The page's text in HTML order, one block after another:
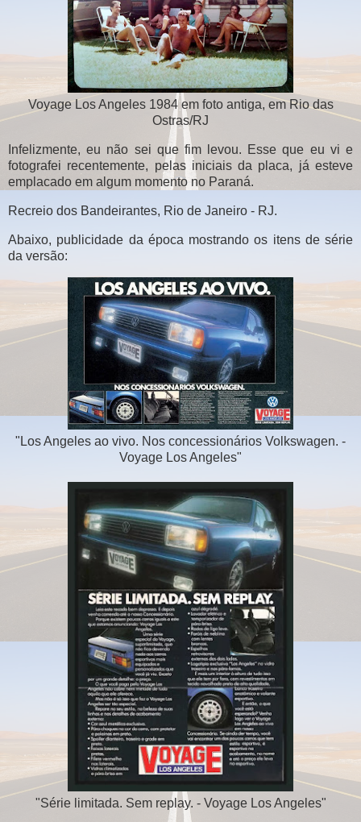
Voyage Los Angeles 1984 em foto antiga, em Rio das
Ostras/RJ
Infelizmente, eu não sei que fim levou. Esse que eu vi e
fotografei recentemente, pelas iniciais da placa, já esteve
emplacado em algum momento no Paraná.
Recreio dos Bandeirantes, Rio de Janeiro - RJ.
Abaixo, publicidade da época mostrando os itens de série
da versão:
"Los Angeles ao vivo. Nos concessionários Volkswagen. -
Voyage Los Angeles"
"Série limitada. Sem replay. - Voyage Los Angeles"